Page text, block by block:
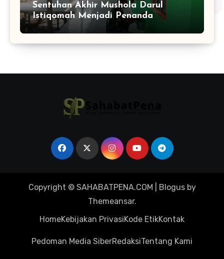
Sentuhan Akhir Mushola Darul
Istiqomah Menjadi Penanda
Hadirnya Ruang Ibadah yang Lebih
Copyright © SAHABATPENA.COM Blogusby
Themeansar.
HomeKebijakan PrivasiKode EtikKontak
Pedoman Media SiberRedaksiTentang Kami